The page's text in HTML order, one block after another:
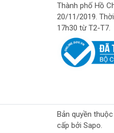
2.1. Sử
Máy cưa kiếm
gian dài mà
2.2.
2.3.
Máy cưa kiếm
Thành phố Hồ
20/11/2019.
17h30 từ T2-T7.
Bản quyền
cấp bởi Sapo.